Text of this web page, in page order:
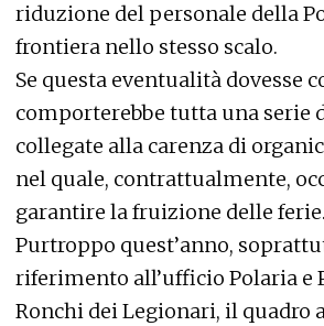
riduzione del personale della
frontiera nello stesso scalo.
Se questa eventualità dovesse
comporterebbe tutta una serie
collegate alla carenza di
nel quale, contrattualmente,
garantire la fruizione delle ferie.
Purtroppo quest’anno,
riferimento all’ufficio Polaria e
Ronchi dei Legionari, il quadro